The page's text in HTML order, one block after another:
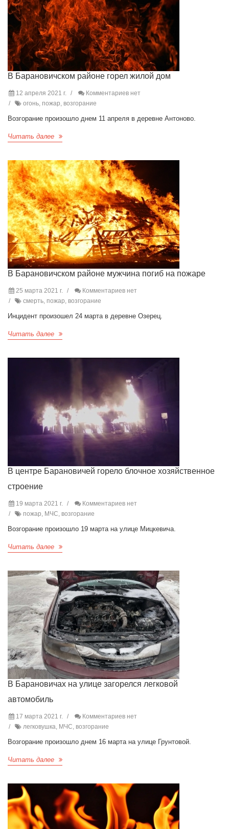
В Барановичском районе горел жилой дом
12 апреля 2021 г.
Комментариев нет
огонь, пожар, возгорание
Возгорание произошло днем 11 апреля в деревне Антоново.
Читать далее
В Барановичском районе мужчина погиб на пожаре
25 марта 2021 г.
Комментариев нет
смерть, пожар, возгорание
Инцидент произошел 24 марта в деревне Озерец.
Читать далее
В центре Барановичей горело блочное хозяйственное
строение
19 марта 2021 г.
Комментариев нет
пожар, МЧС, возгорание
Возгорание произошло 19 марта на улице Мицкевича.
Читать далее
В Барановичах на улице загорелся легковой
автомобиль
17 марта 2021 г.
Комментариев нет
легковушка, МЧС, возгорание
Возгорание произошло днем 16 марта на улице Грунтовой.
Читать далее